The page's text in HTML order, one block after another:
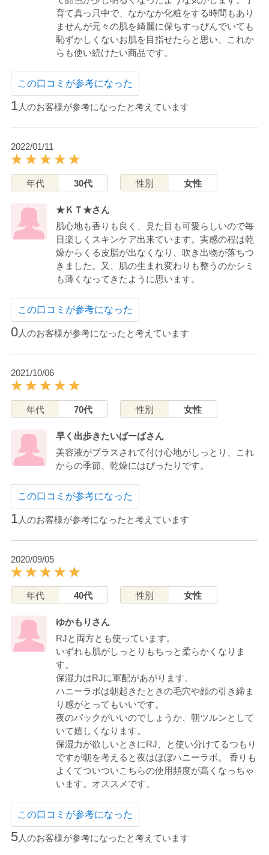
育て真っ只中で、なかなか化粧をする時間もあり
ませんが元々の肌を綺麗に保ちすっぴんでいても
恥ずかしくないお肌を目指せたらと思い、これか
らも使い続けたい商品です。
この口コミが参考になった
1 人のお客様が参考になったと考えています
2022/01/11
年代 30代 性別 女性
★ＫＴ★さん
肌心地も香りも良く、見た目も可愛らしいので毎
日楽しくスキンケア出来ています。実感の程は乾
燥からくる皮脂が出なくなり、吹き出物が落ちつ
きました。又、肌の生まれ変わりも整うのかシミ
も薄くなってきたように思います。
この口コミが参考になった
0人のお客様が参考になったと考えています
2021/10/06
年代 70代 性別 女性
早く出歩きたいばーばさん
美容液がプラスされて付け心地がしっとり、これ
からの季節、乾燥にはぴったりです。
この口コミが参考になった
1 人のお客様が参考になったと考えています
2020/09/05
年代 40代 性別 女性
ゆかもりさん
RJと両方とも使っています。
いずれも肌がしっとりもちっと柔らかくなりま
す。
保湿力はRJに軍配があがります。
ハニーラボは朝起きたときの毛穴や顔の引き締ま
り感がとってもいいです。
夜のパックがいいのでしょうか、朝ツルンとして
いて嬉しくなります。
保湿力が欲しいときにRJ、と使い分けてるつもり
ですが朝を考えると夜はほぼハニーラボ。 香りも
よくてついついこちらの使用頻度が高くなっちゃ
います。オススメです。
この口コミが参考になった
5人のお客様が参考になったと考えています